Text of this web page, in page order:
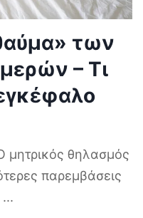
των
– Τι
μητρικός θηλασμός
παρεμβάσεις
...